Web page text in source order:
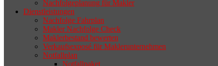
geeigneten Nachfolger findet, droht nicht
selten die Geschäftsaufgabe.
Nachfolgeplanung für Makler
Dienstleistungen
Nachfolge Fahrplan
Makler Nachfolge Check
Maklerbestand bewerten
Verkaufsexposé für Maklerunternehmen
Notfallplan
Notfallpaket